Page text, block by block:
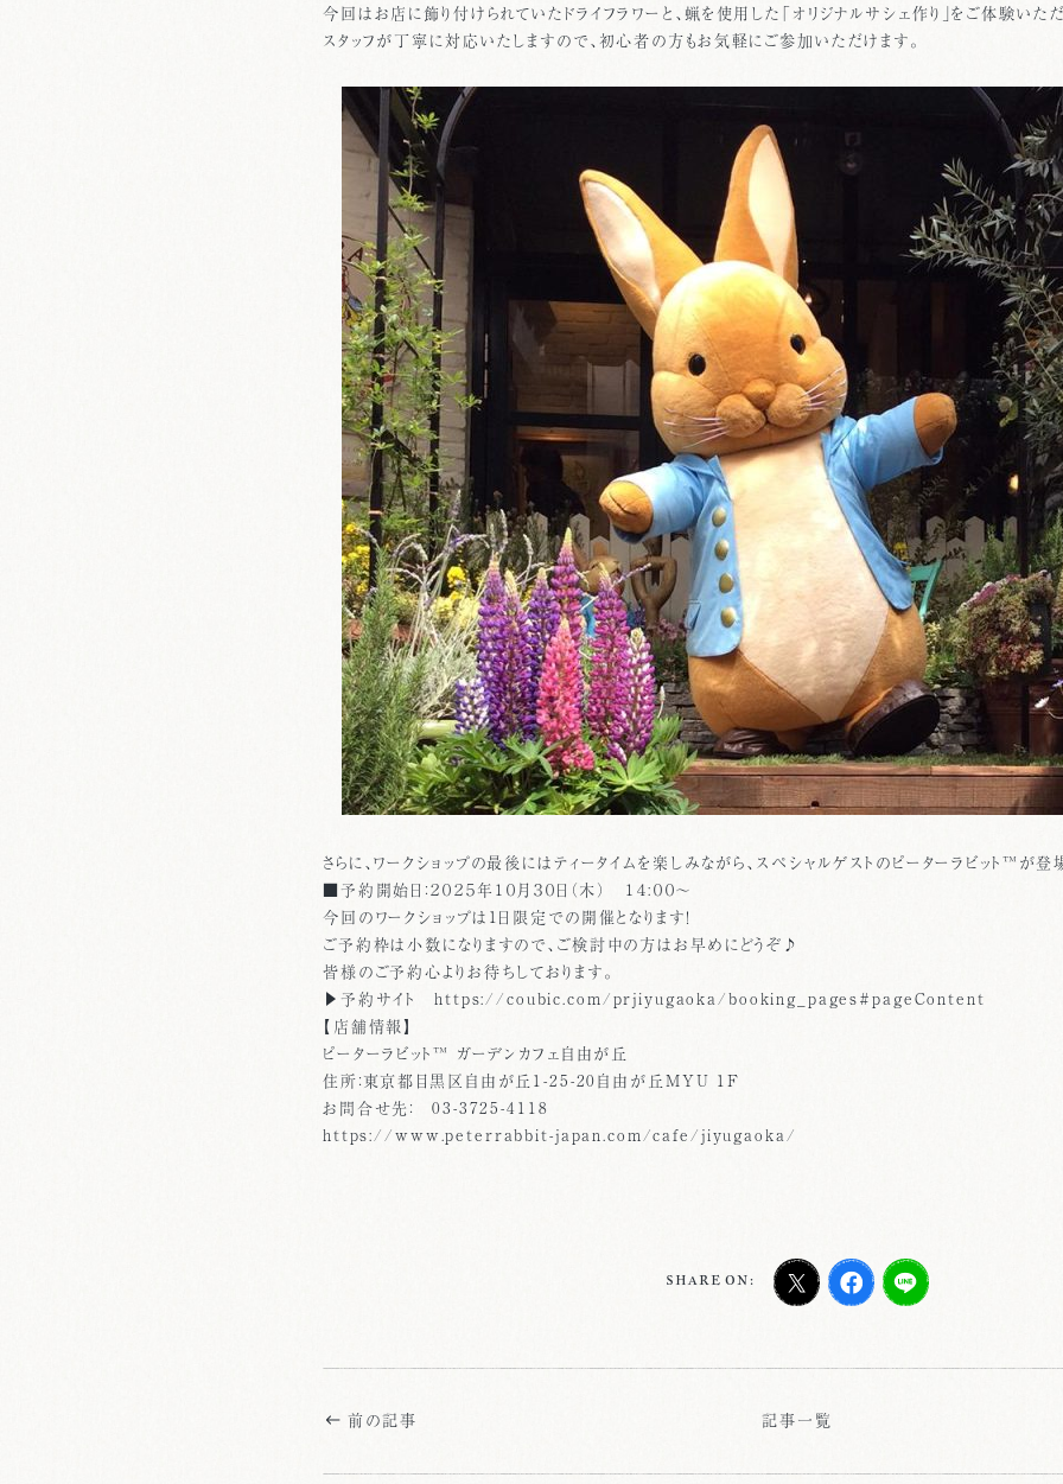
今回はお店に飾り付けられていたドライフラワーと、蝋を使用した「オリジナルサシェ作り」をご体験い
スタッフが丁寧に対応いたしますので、初心者の方もお気軽にご参加いただけます。
さらに、ワークショップの最後にはティータイムを楽しみながら、スペシャルゲストのピーターラビット™が
■予約開始日：２０２５年１０月３０日（木） １４:００～
今回のワークショップは1日限定での開催となります！
ご予約枠は小数になりますので、ご検討中の方はお早めにどうぞ♪
皆様のご予約心よりお待ちしております。
▶予約サイト https://coubic.com/prjiyugaoka/booking_pages#pageContent
【店舗情報】
ピーターラビット™ ガーデンカフェ自由が丘
住所：東京都目黒区自由が丘1-25-20自由が丘MYU 1F
お問合せ先： 03-3725-4118
https://www.peterrabbit-japan.com/cafe/jiyugaoka/
SHARE ON:
前の記事 記事一覧